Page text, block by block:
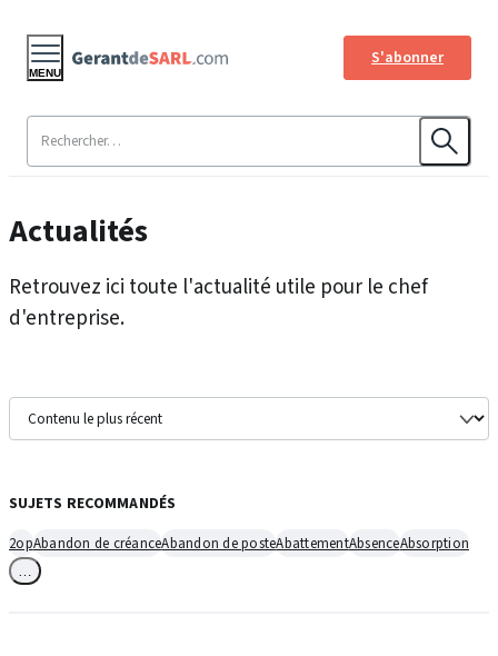
S'abonner
MENU
Actualités
Retrouvez ici toute l'actualité utile pour le chef
d'entreprise.
SUJETS RECOMMANDÉS
2opAbandon de créanceAbandon de posteAbattementAbsenceAbsorption